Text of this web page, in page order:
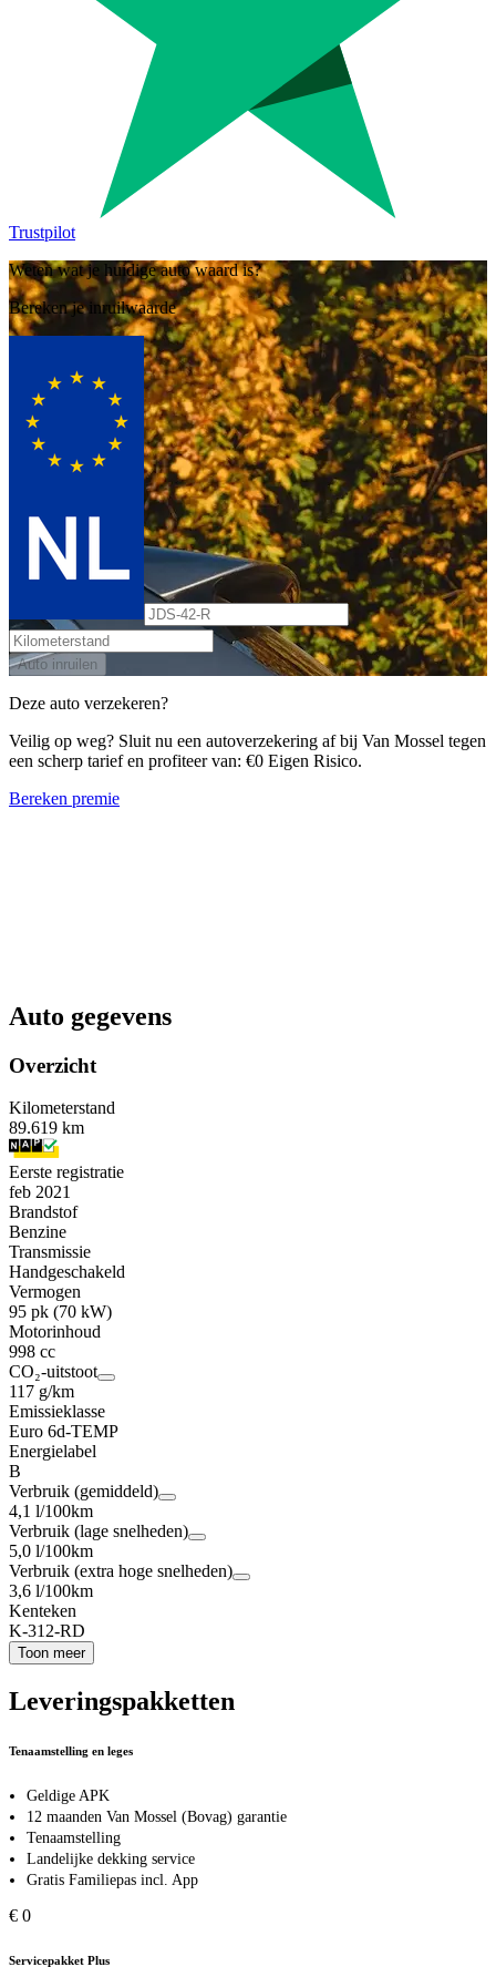
Trustpilot
Weten wat je huidige auto waard is?
Bereken je inruilwaarde
Auto inruilen
Deze auto verzekeren?
Veilig op weg? Sluit nu een autoverzekering af bij Van Mossel tegen
een scherp tarief en profiteer van: €0 Eigen Risico.
Bereken premie
Auto gegevens
Overzicht
Kilometerstand
89.619 km
Eerste registratie
feb 2021
Brandstof
Benzine
Transmissie
Handgeschakeld
Vermogen
95 pk (70 kW)
Motorinhoud
998 cc
CO₂-uitstoot
117 g/km
Emissieklasse
Euro 6d-TEMP
Energielabel
B
Verbruik (gemiddeld)
4,1 l/100km
Verbruik (lage snelheden)
5,0 l/100km
Verbruik (extra hoge snelheden)
3,6 l/100km
Kenteken
K-312-RD
Toon meer
Leveringspakketten
Tenaamstelling en leges
Geldige APK
12 maanden Van Mossel (Bovag) garantie
Tenaamstelling
Landelijke dekking service
Gratis Familiepas incl. App
€ 0
Servicepakket Plus